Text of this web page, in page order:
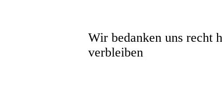
Wir bedanken uns
verbleiben